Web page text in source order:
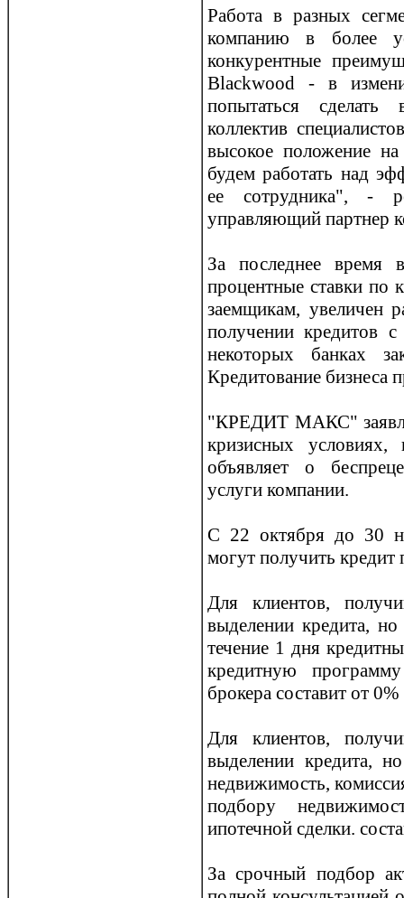
Работа в разных
компанию в более
конкурентные
Blackwood - в
попытаться
коллектив
высокое положение
будем работать над
ее сотрудника", -
управляющий партнер
За последнее время
прoцентные ставки по
заемщикам, увеличен
получении кредитов
некоторых банках
Кредитование бизнеса
"КРЕДИТ МАКС"
кризисных
объявляет о
услуги компании.
С 22 октября до 30
могут получить
Для клиентов,
выделении кредита,
течение 1 дня
кредитную
брoкера составит от
Для клиентов,
выделении кредита,
недвижимость,
подбору
ипотечной сделки.
За срoчный подбор